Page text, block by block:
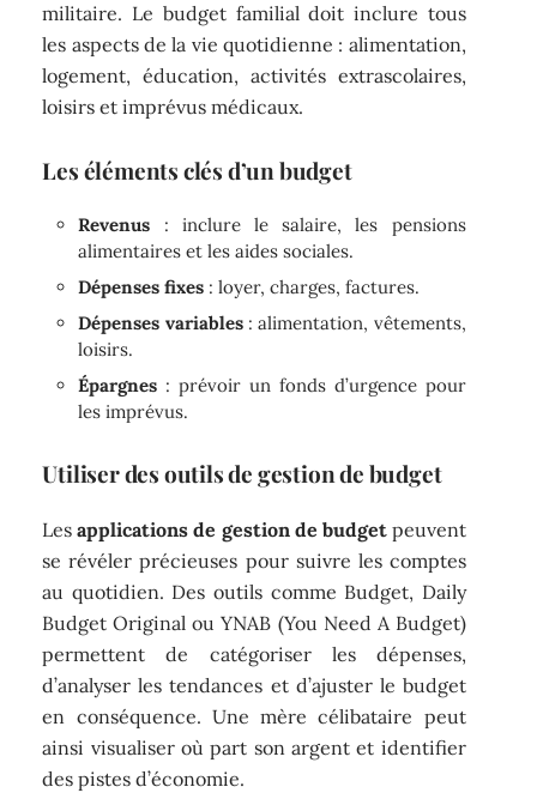
militaire. Le budget familial doit inclure tous
les aspects de la vie quotidienne : alimentation,
logement, éducation, activités extrascolaires,
loisirs et imprévus médicaux.
Les éléments clés d’un budget
Revenus : inclure le salaire, les pensions
alimentaires et les aides sociales.
Dépenses fixes : loyer, charges, factures.
Dépenses variables: alimentation, vêtements,
loisirs.
Épargnes : prévoir un fonds d’urgence pour
les imprévus.
Utiliser des outils de gestion de budget
Lesapplications de gestion de budgetpeuvent
se révéler précieuses pour suivre les comptes
au quotidien. Des outils comme Budget, Daily
Budget Original ou YNAB (You Need A Budget)
permettent de catégoriser les dépenses,
d’analyser les tendances et d’ajuster le budget
en conséquence. Une mère célibataire peut
ainsi visualiser où part son argent et identifier
des pistes d’économie.